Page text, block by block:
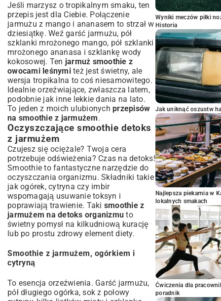
Jeśli marzysz o tropikalnym smaku, ten
przepis jest dla Ciebie. Połączenie
jarmużu z mango i ananasem to strzał w
dziesiątkę. Weź garść jarmużu, pół
szklanki mrożonego mango, pół szklanki
mrożonego ananasa i szklankę wody
kokosowej. Ten jarmuż smoothie z
owocami leśnymiteż jest świetny, ale
wersja tropikalna to coś niesamowitego.
Idealnie orzeźwiające, zwłaszcza latem,
podobnie jak inne lekkie dania na lato.
To jeden z moich ulubionych przepisów
na smoothie z jarmużem.
Oczyszczające smoothie detoks
z jarmużem
Czujesz się ociężale? Twoja cera
potrzebuje odświeżenia? Czas na detoks!
Smoothie to fantastyczne narzędzie do
oczyszczania organizmu. Składniki takie
jak ogórek, cytryna czy imbir
wspomagają usuwanie toksyn i
poprawiają trawienie. Taki smoothie z
jarmużem na detoks organizmu to
świetny pomysł na kilkudniową kurację
lub po prostu zdrowy element diety.
Smoothie z jarmużem, ogórkiem i
cytryną
To esencja orzeźwienia. Garść jarmużu,
pół długiego ogórka, sok z połowy
Wyniki meczów piłki
Historia
Jak uniknąć oszustw
Najlepsza piekarnia w
lokalnych smakach
Ćwiczenia dla
poradnik